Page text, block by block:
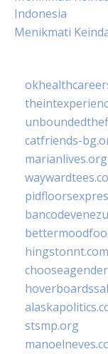
Indonesia
Menikmati
catfriends-
marianlives.org
hingstonnt.com
stsmp.org